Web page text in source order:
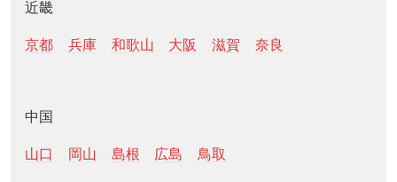
近畿
京都 兵庫 和歌山 大阪 滋賀 奈良
中国
山口 岡山 島根 広島 鳥取